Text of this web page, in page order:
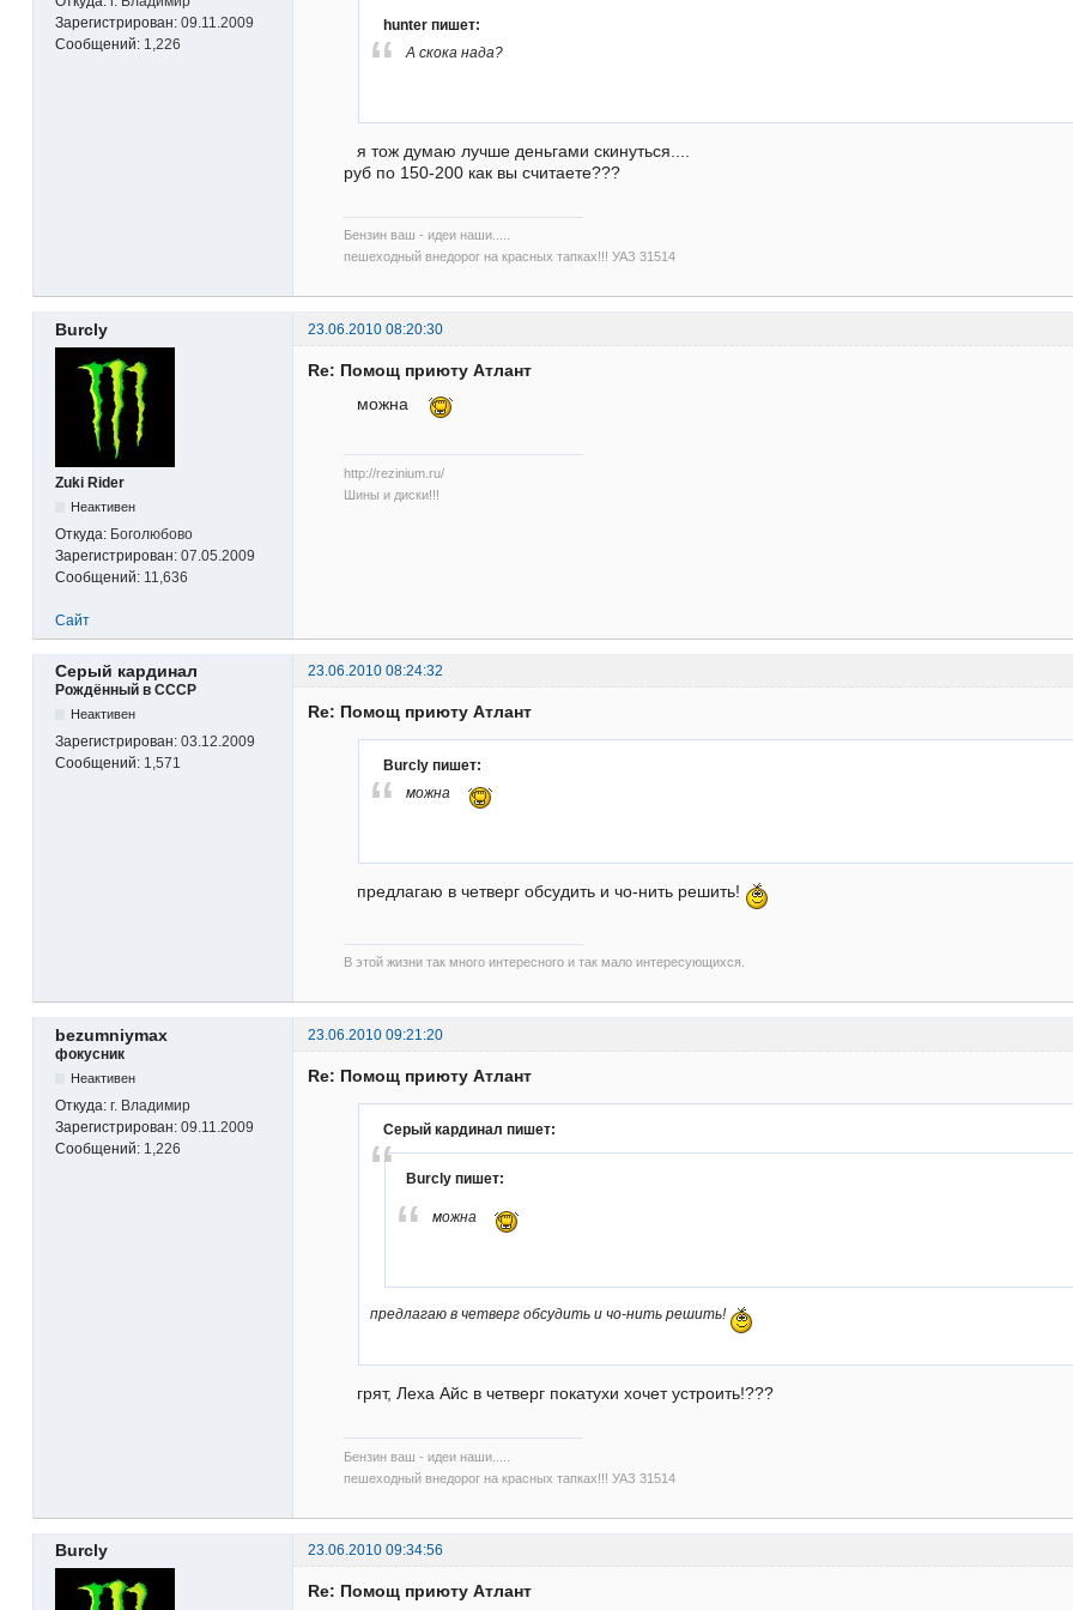
Зарегистрирован: 09.11.2009
Сообщений: 1,226
hunter пишет:
А скока нада?
я тож думаю лучше деньгами скинуться....
руб по 150-200 как вы считаете???
Бензин ваш - идеи наши.....
пешеходный внедорог на красных тапках!!! УАЗ 31514
Burcly 23.06.2010 08:20:30
Zuki Rider
Неактивен
Откуда: Боголюбово
Зарегистрирован: 07.05.2009
Сообщений: 11,636
Re: Помощ приюту Атлант
можна
http://rezinium.ru/
Шины и диски!!!
Сайт
Серый кардинал
23.06.2010 08:24:32
Рождённый в СССР
Неактивен
Зарегистрирован: 03.12.2009
Сообщений: 1,571
Re: Помощ приюту Атлант
Burcly пишет:
можна
предлагаю в четверг обсудить и чо-нить решить!
В этой жизни так много интересного и так мало интересующихся.
bezumniymax
23.06.2010 09:21:20
фокусник
Неактивен
Откуда: г. Владимир
Зарегистрирован: 09.11.2009
Сообщений: 1,226
Re: Помощ приюту Атлант
Серый кардинал пишет:
Burcly пишет:
можна
предлагаю в четверг обсудить и чо-нить решить!
грят, Леха Айс в четверг покатухи хочет устроить!???
Бензин ваш - идеи наши.....
пешеходный внедорог на красных тапках!!! УАЗ 31514
Burcly 23.06.2010 09:34:56
Re: Помощ приюту Атлант